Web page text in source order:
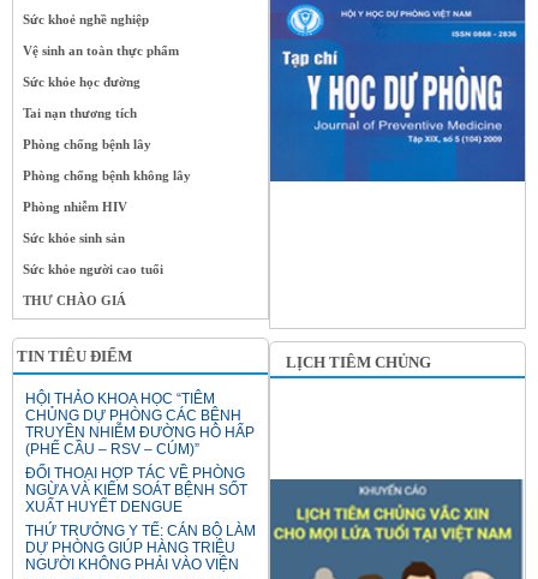
Sức khoẻ nghề nghiệp
Vệ sinh an toàn thực phẩm
Sức khỏe học đường
Tai nạn thương tích
Phòng chống bệnh lây
Phòng chống bệnh không lây
Phòng nhiễm HIV
Sức khỏe sinh sản
Sức khỏe người cao tuổi
THƯ CHÀO GIÁ
TIN TIÊU ĐIỂM
HỘI THẢO KHOA HỌC “TIÊM
CHỦNG DỰ PHÒNG CÁC BỆNH
TRUYỀN NHIỄM ĐƯỜNG HÔ HẤP
(PHẾ CẦU – RSV – CÚM)”
ĐỐI THOẠI HỢP TÁC VỀ PHÒNG
NGỪA VÀ KIỂM SOÁT BỆNH SỐT
XUẤT HUYẾT DENGUE
THỨ TRƯỞNG Y TẾ: CÁN BỘ LÀM
DỰ PHÒNG GIÚP HÀNG TRIỆU
NGƯỜI KHÔNG PHẢI VÀO VIỆN
LỊCH TIÊM CHỦNG